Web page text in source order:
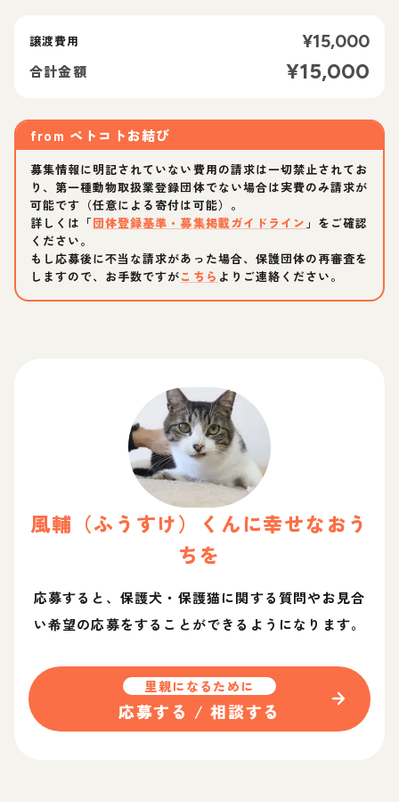
譲渡費用 ¥15,000
合計金額 ¥15,000
from ペトコトお結び
募集情報に明記されていない費用の請求は一切禁止されてお
り、第一種動物取扱業登録団体でない場合は実費のみ請求が
可能です（任意による寄付は可能）。
詳しくは「団体登録基準・募集掲載ガイドライン 」をご確認
ください。
もし応募後に不当な請求があった場合、保護団体の再審査を
しますので、お手数ですがこちら よりご連絡ください。
風輔（ふうすけ） くんに幸せなおう
ちを
応募すると、保護犬・保護猫に関する質問やお見合
い希望の応募をすることができるようになります。
里親になるために
応募する / 相談する